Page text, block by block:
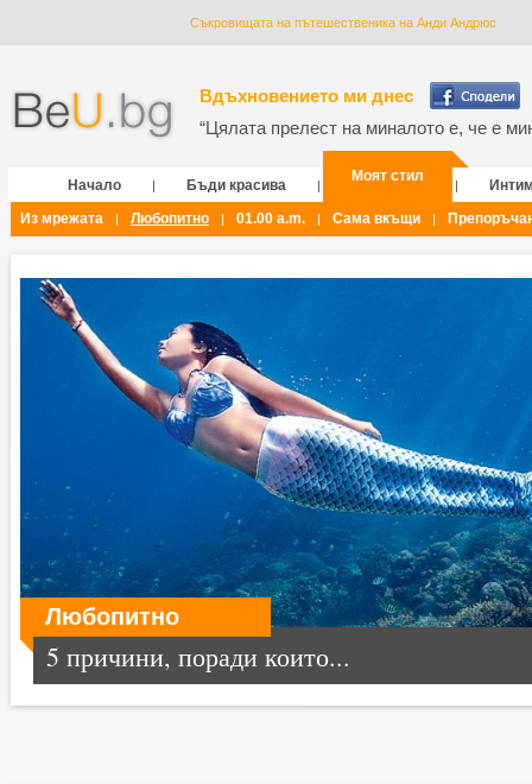
Съкровищата на пътешественика на Анди Андрюс
Вдъхновението ми днес
“Цялата прелест на миналото е, че е
Начало | Бъди красива |
Моят стил
|
Из мрежата
| Любопитно | 01.00 a.m. | Сама вкъщи |
Любопитно
5 причини, поради които...